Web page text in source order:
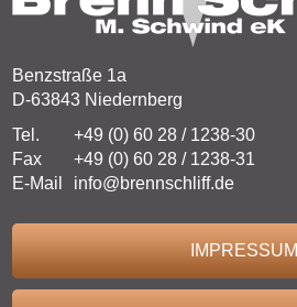
Benzstraße 1a
D-63843 Niedernberg
Tel.
Fax
E-Mail
+49 (0) 60 28 / 1238-30
+49 (0) 60 28 / 1238-31
info@brennschliff.de
IMPRESSUM